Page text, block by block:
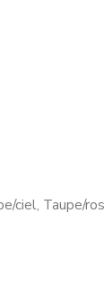
ciel, Taupe/